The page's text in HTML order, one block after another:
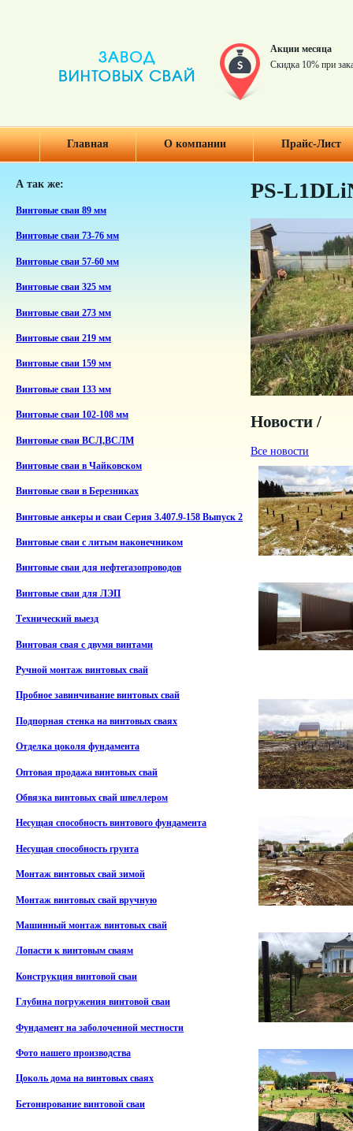
Акции месяца
Скидка 10% при
Главная О компании Прайс-Лист
А так же:
Винтовые сваи 89 мм
Винтовые сваи 73-76 мм
Винтовые сваи 57-60 мм
Винтовые сваи 325 мм
Винтовые сваи 273 мм
Винтовые сваи 219 мм
Винтовые сваи 159 мм
Винтовые сваи 133 мм
Винтовые сваи 102-108 мм
Винтовые сваи ВСЛ,ВСЛМ
Винтовые сваи в Чайковском
Винтовые сваи в Березниках
Винтовые анкеры и сваи Серия 3.407.9-158 Выпуск 2
Винтовые сваи с литым наконечником
Винтовые сваи для нефтегазопроводов
Винтовые сваи для ЛЭП
Технический выезд
Винтовая свая с двумя винтами
Ручной монтаж винтовых свай
Пробное завинчивание винтовых свай
Подпорная стенка на винтовых сваях
Отделка цоколя фундамента
Оптовая продажа винтовых свай
Обвязка винтовых свай швеллером
Несущая способность винтового фундамента
Несущая способность грунта
Монтаж винтовых свай зимой
Монтаж винтовых свай вручную
Машинный монтаж винтовых свай
Лопасти к винтовым сваям
Конструкция винтовой сваи
Глубина погружения винтовой сваи
Фундамент на заболоченной местности
Фото нашего производства
Цоколь дома на винтовых сваях
Бетонирование винтовой сваи
PS-
Новости /
Все новости